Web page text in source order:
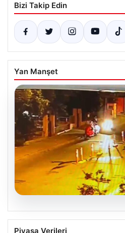
Bizi Takip Edin
Yan Manşet
05.08.2026
Şişli’de Silahlı Saldırı:
Piyasa Verileri